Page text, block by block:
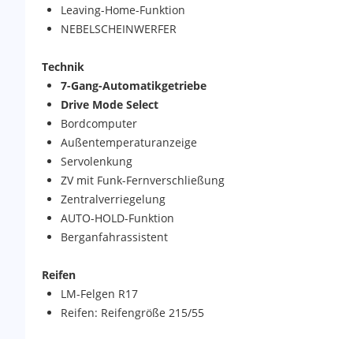
Leaving-Home-Funktion
NEBELSCHEINWERFER
Technik
7-Gang-Automatikgetriebe
Drive Mode Select
Bordcomputer
Außentemperaturanzeige
Servolenkung
ZV mit Funk-Fernverschließung
Zentralverriegelung
AUTO-HOLD-Funktion
Berganfahrassistent
Reifen
LM-Felgen R17
Reifen: Reifengröße 215/55